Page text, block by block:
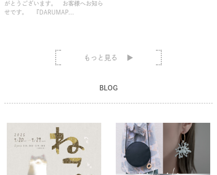
がとうございます。 お客様へお知ら
せです。 『DARUMAP...
もっと見る
BLOG